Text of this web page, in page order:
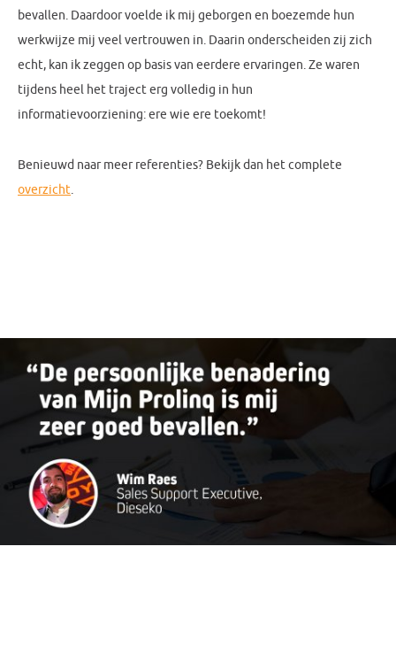
bevallen. Daardoor voelde ik mij geborgen en boezemde hun
werkwijze mij veel vertrouwen in. Daarin onderscheiden zij zich
echt, kan ik zeggen op basis van eerdere ervaringen. Ze waren
tijdens heel het traject erg volledig in hun
informatievoorziening: ere wie ere toekomt!
Benieuwd naar meer referenties? Bekijk dan het complete
overzicht.